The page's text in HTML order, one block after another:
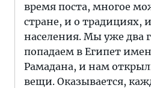
время поста, многое
стране, и о традициях,
населения. Мы уже два
попадаем в Египет
Рамадана, и нам
вещи. Оказывается,